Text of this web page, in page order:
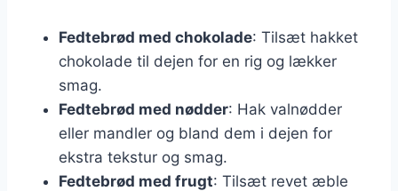
Fedtebrød med chokolade: Tilsæt hakket
chokolade til dejen for en rig og lækker
smag.
Fedtebrød med nødder: Hak valnødder
eller mandler og bland dem i dejen for
ekstra tekstur og smag.
Fedtebrød med frugt: Tilsæt revet æble